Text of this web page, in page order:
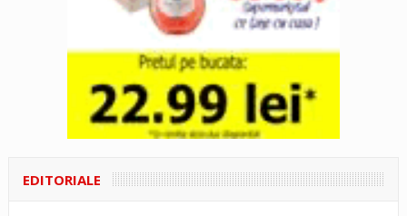
EDITORIALE